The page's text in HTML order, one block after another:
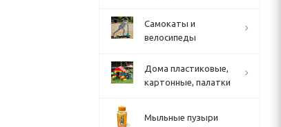
Cамокаты и
велосипеды
Дома пластиковые,
картонные, палатки
Мыльные пузыри